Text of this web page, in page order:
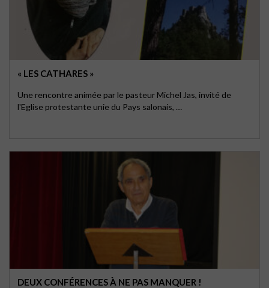
« LES CATHARES »
Une rencontre animée par le pasteur Michel Jas, invité de
l'Eglise protestante unie du Pays salonais, …
DEUX CONFÉRENCES À NE PAS MANQUER !